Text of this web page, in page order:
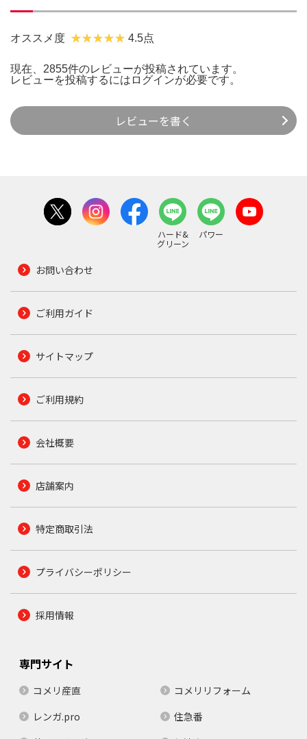
オススメ度 4.5点
現在、2855件のレビューが投稿されています。
レビューを投稿するには ログインが必要です。
レビューを書く
ハード&
グリーン
パワー
お問い合わせ
ご利用ガイド
サイトマップ
ご利用規約
会社概要
店舗案内
特定商取引法
プライバシーポリシー
採用情報
専門サイト
コメリ産直
コメリリフォーム
レンガ.pro
住急番